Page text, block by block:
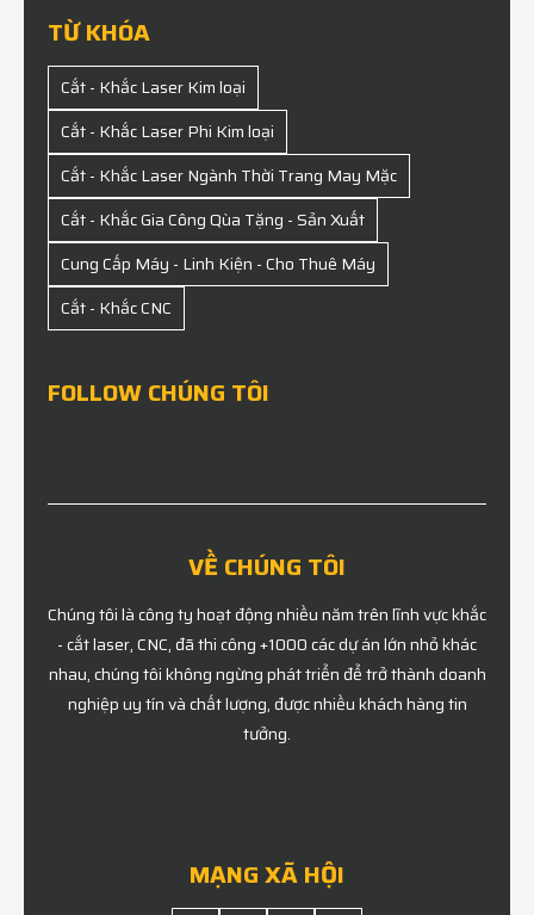
TỪ KHÓA
Cắt - Khắc Laser Kim loại
Cắt - Khắc Laser Phi Kim loại
Cắt - Khắc Laser Ngành Thời Trang May Mặc
Cắt - Khắc Gia Công Qùa Tặng - Sản Xuất
Cung Cấp Máy - Linh Kiện - Cho Thuê Máy
Cắt - Khắc CNC
FOLLOW CHÚNG TÔI
VỀ CHÚNG TÔI
Chúng tôi là công ty hoạt động nhiều năm trên lĩnh vực khắc
- cắt laser, CNC, đã thi công +1000 các dự án lớn nhỏ khác
nhau, chúng tôi không ngừng phát triển để trở thành doanh
nghiệp uy tín và chất lượng, được nhiều khách hàng tin
tưởng.
MẠNG XÃ HỘI